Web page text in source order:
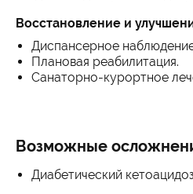
Восстановление и
Диспансерное
Плановая реабилитация.
Санаторно-курортное
Возможные
Диабетический